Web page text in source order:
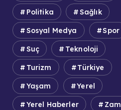
Politika Sağlık
Sosyal Medya Spor
Suç Teknoloji
Turizm Türkiye
Yaşam Yerel
Yerel Haberler Zam